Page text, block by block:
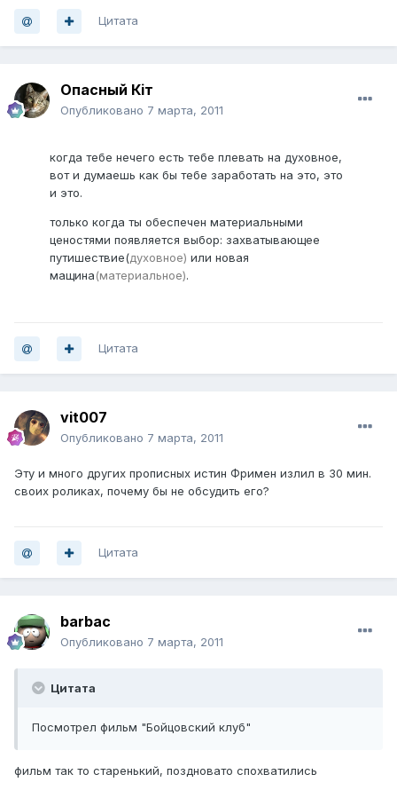
Цитата
Опасный Кiт
Опубликовано 7 марта, 2011
когда тебе нечего есть тебе плевать на духовное,
вот и думаешь как бы тебе заработать на это, это
и это.
только когда ты обеспечен материальными
ценостями появляется выбор: захватывающее
путишествие(духовное) или новая
мащина(материальное).
Цитата
vit007
Опубликовано 7 марта, 2011
Эту и много других прописных истин Фримен излил в 30 мин.
своих роликах, почему бы не обсудить его?
Цитата
barbaс
Опубликовано 7 марта, 2011
Цитата
Посмотрел фильм "Бойцовский клуб"
фильм так то старенький, поздновато спохватились